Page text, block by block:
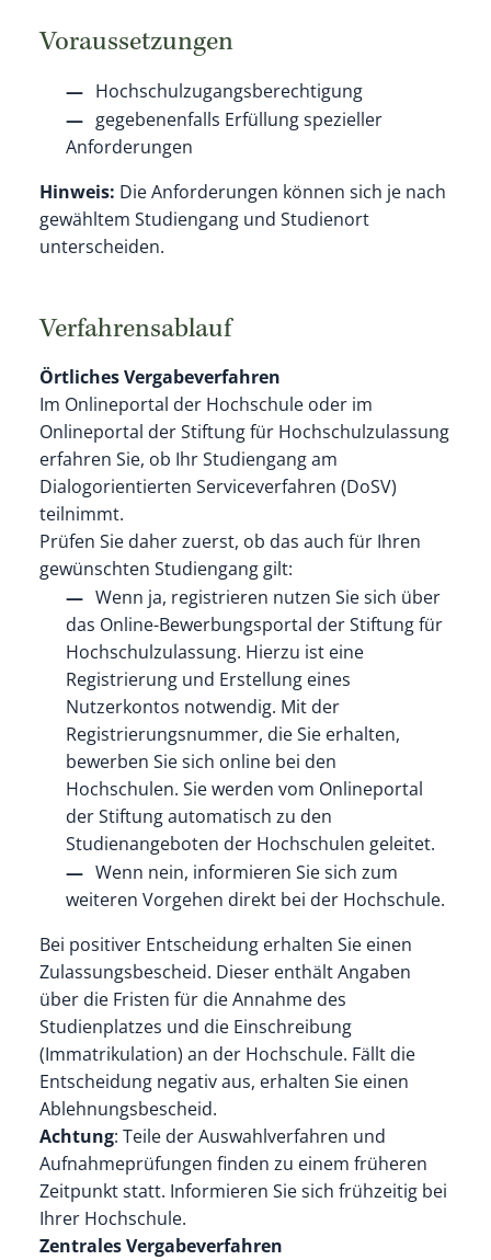
Voraussetzungen
Hochschulzugangsberechtigung
gegebenenfalls Erfüllung spezieller
Anforderungen
Hinweis: Die Anforderungen können sich je nach
gewähltem Studiengang und Studienort
unterscheiden.
Verfahrensablauf
Örtliches Vergabeverfahren
Im Onlineportal der Hochschule oder im
Onlineportal der Stiftung für Hochschulzulassung
erfahren Sie, ob Ihr Studiengang am
Dialogorientierten Serviceverfahren (DoSV)
teilnimmt.
Prüfen Sie daher zuerst, ob das auch für Ihren
gewünschten Studiengang gilt:
Wenn ja, registrieren nutzen Sie sich über
das Online-Bewerbungsportal der Stiftung für
Hochschulzulassung. Hierzu ist eine
Registrierung und Erstellung eines
Nutzerkontos notwendig. Mit der
Registrierungsnummer, die Sie erhalten,
bewerben Sie sich online bei den
Hochschulen. Sie werden vom Onlineportal
der Stiftung automatisch zu den
Studienangeboten der Hochschulen geleitet.
Wenn nein, informieren Sie sich zum
weiteren Vorgehen direkt bei der Hochschule.
Bei positiver Entscheidung erhalten Sie einen
Zulassungsbescheid. Dieser enthält Angaben
über die Fristen für die Annahme des
Studienplatzes und die Einschreibung
(Immatrikulation) an der Hochschule. Fällt die
Entscheidung negativ aus, erhalten Sie einen
Ablehnungsbescheid.
Achtung: Teile der Auswahlverfahren und
Aufnahmeprüfungen finden zu einem früheren
Zeitpunkt statt. Informieren Sie sich frühzeitig bei
Ihrer Hochschule.
Zentrales Vergabeverfahren